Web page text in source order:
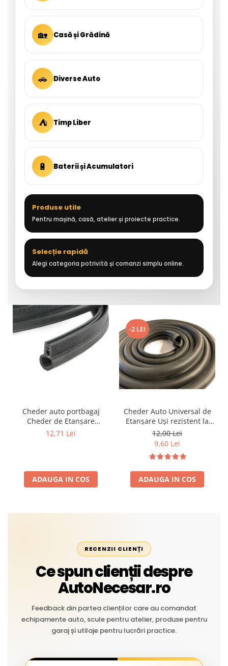
🏡 Casă și Grădină
🚗 Diverse Auto
⛺ Timp Liber
🔋 Baterii și Acumulatori
Produse utile
Pentru mașină, casă, atelier și proiecte practice.
Selecție rapidă
Alegi categoria potrivită și comanzi simplu online.
Cheder auto portbagaj
Cheder de Etanșare
Profesional din Cauciuc -
Liniar
12,71 Lei
ADAUGA IN COS
-2 LEI
Cheder Auto Universal de
Etanșare Uși rezistent la
intemperii, raze UV,
îmbătrânire și temperaturi
12,00 Lei
9,60 Lei
ADAUGA IN COS
RECENZII CLIENȚI
Ce spun clienții despre
AutoNecesar.ro
Feedback din partea clienților care au comandat
echipamente auto, scule pentru atelier, produse pentru
garaj și utilaje pentru lucrări practice.